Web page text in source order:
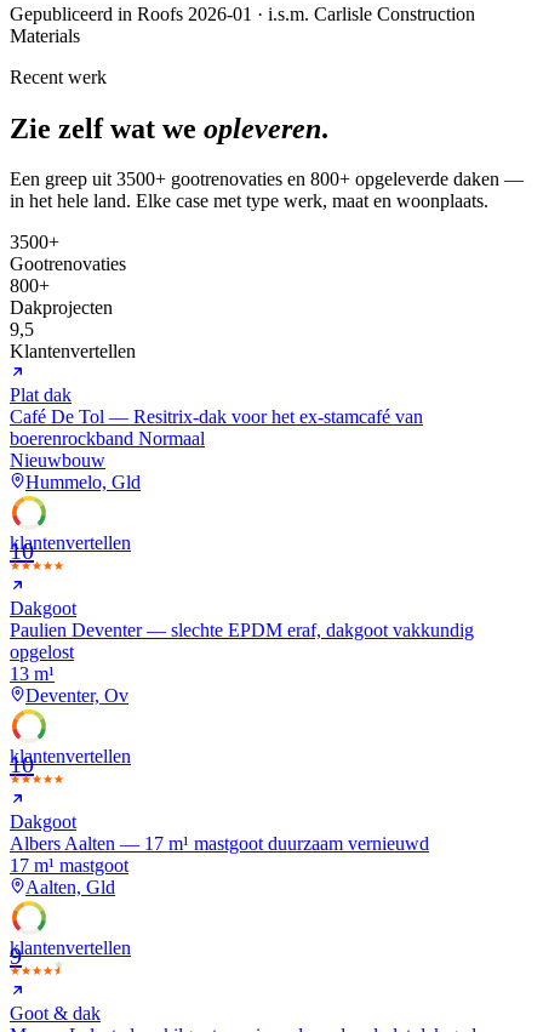
Gepubliceerd in Roofs 2026-01 · i.s.m. Carlisle Construction
Materials
Recent werk
Zie zelf wat we opleveren.
Een greep uit 3500+ gootrenovaties en 800+ opgeleverde daken —
in het hele land. Elke case met type werk, maat en woonplaats.
3500+
Gootrenovaties
800+
Dakprojecten
9,5
Klantenvertellen
Plat dak
Café De Tol — Resitrix-dak voor het ex-stamcafé van
boerenrockband Normaal
Nieuwbouw
Hummelo, Gld
10
klantenvertellen
Dakgoot
Paulien Deventer — slechte EPDM eraf, dakgoot vakkundig
opgelost
13 m¹
Deventer, Ov
10
klantenvertellen
Dakgoot
Albers Aalten — 17 m¹ mastgoot duurzaam vernieuwd
17 m¹ mastgoot
Aalten, Gld
9
klantenvertellen
Goot & dak